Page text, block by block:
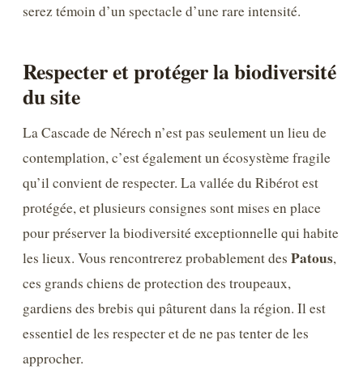
serez témoin d’un spectacle d’une rare intensité.
Respecter et protéger la biodiversité
du site
La Cascade de Nérech n’est pas seulement un lieu de
contemplation, c’est également un écosystème fragile
qu’il convient de respecter. La vallée du Ribérot est
protégée, et plusieurs consignes sont mises en place
pour préserver la biodiversité exceptionnelle qui habite
les lieux. Vous rencontrerez probablement des Patous,
ces grands chiens de protection des troupeaux,
gardiens des brebis qui pâturent dans la région. Il est
essentiel de les respecter et de ne pas tenter de les
approcher.